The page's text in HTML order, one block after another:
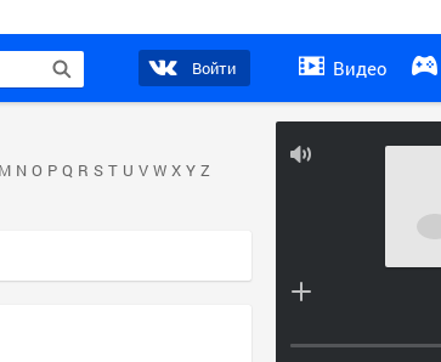
Войти Видео
M N O P Q R S T U V W X Y Z